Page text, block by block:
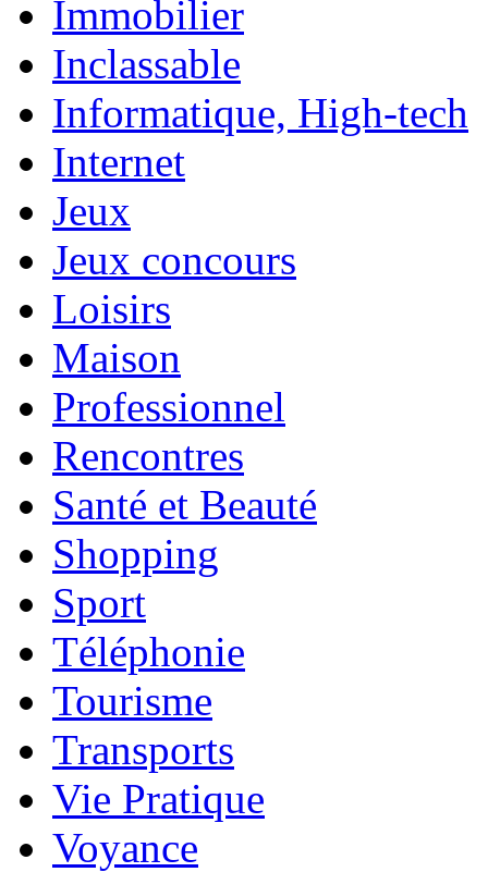
Immobilier
Inclassable
Informatique, High-tech
Internet
Jeux
Jeux concours
Loisirs
Maison
Professionnel
Rencontres
Santé et Beauté
Shopping
Sport
Téléphonie
Tourisme
Transports
Vie Pratique
Voyance